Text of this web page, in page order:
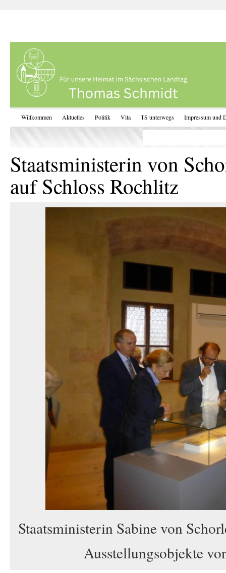
Willkommen Aktuelles Politik Vita TS unterwegs Impressum und
Staatsministerin von
auf Schloss Rochlitz
Staatsministerin Sabine von
Ausstellungsobjekte